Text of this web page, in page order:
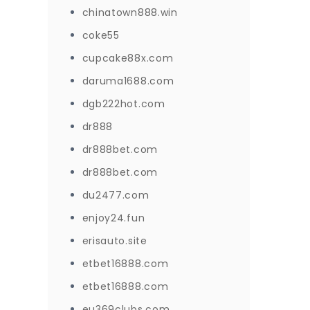
chinatown888.win
coke55
cupcake88x.com
daruma1688.com
dgb222hot.com
dr888
dr888bet.com
dr888bet.com
du2477.com
enjoy24.fun
erisauto.site
etbet16888.com
etbet16888.com